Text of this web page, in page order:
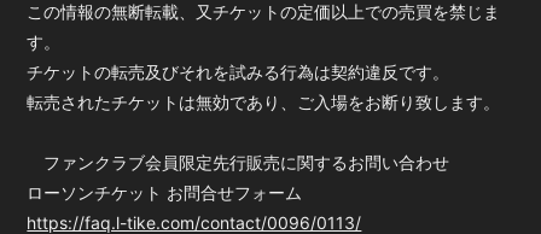
この情報の無断転載、又チケットの定価以上での売買を禁じま
す。
チケットの転売及びそれを試みる行為は契約違反です。
転売されたチケットは無効であり、ご入場をお断り致します。
ファンクラブ会員限定先行販売に関するお問い合わせ
ローソンチケット お問合せフォーム
https://faq.l-tike.com/contact/0096/0113/